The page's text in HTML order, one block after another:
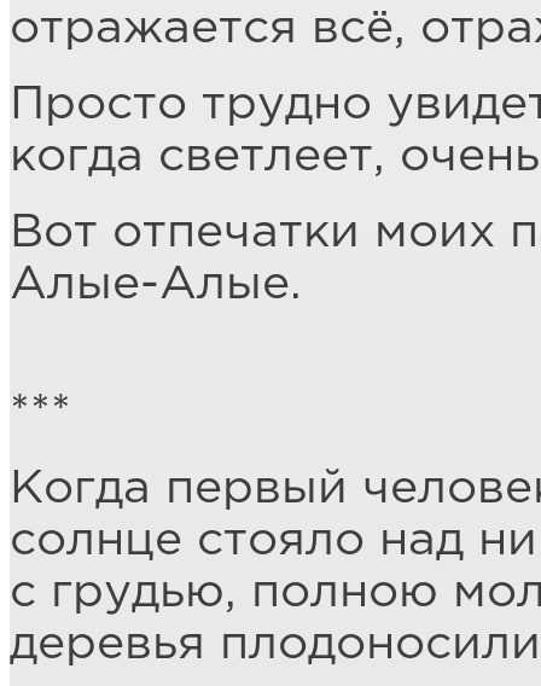
отражается всё,
Просто трудно
когда светлеет,
Вот отпечатки моих
Алые-Алые.
***
Когда первый
солнце стояло над
с грудью, полною
деревья